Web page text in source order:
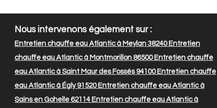
Nous intervenons également sur :
Entretien chauffe eau Atlantic à Meylan 38240Entretien
chauffe eau Atlantic à Montmorillon 86500Entretien chauffe
eau Atlantic à Saint Maur des Fossés 94100Entretien chauffe
eau Atlantic à Égly 91520Entretien chauffe eau Atlantic à
Sains en Gohelle 62114 Entretien chauffe eau Atlantic à